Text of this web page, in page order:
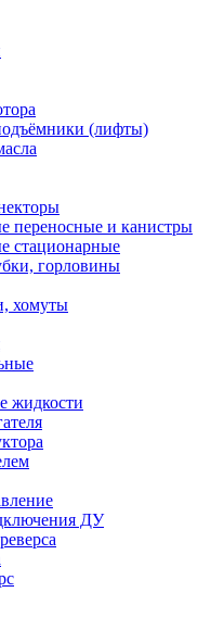
(лифты)
переносные и канистры
стационарные
горловины
хомуты
жидкости
ДУ